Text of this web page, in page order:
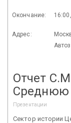
Окончание:
Адрес:
Отчет
Среднюю
Презентации
Сектор истории